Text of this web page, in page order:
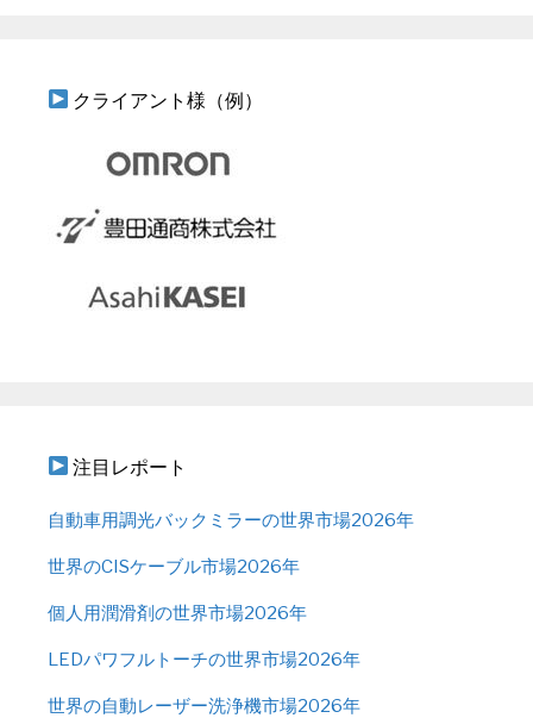
クライアント様（例）
注目レポート
自動車用調光バックミラーの世界市場2026年
世界のCISケーブル市場2026年
個人用潤滑剤の世界市場2026年
LEDパワフルトーチの世界市場2026年
世界の自動レーザー洗浄機市場2026年